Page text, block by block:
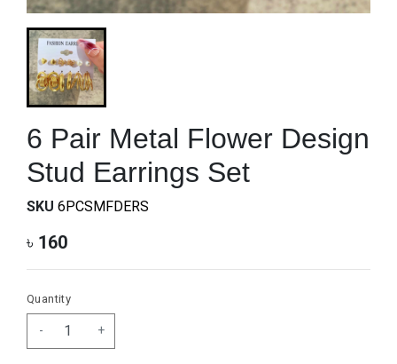
6 Pair Metal Flower Design
Stud Earrings Set
SKU 6PCSMFDERS
৳ 160
Quantity
- +